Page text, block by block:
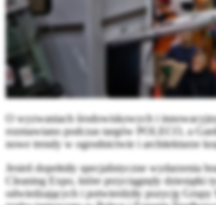
O wyzwaniach środowiskowych i
rozmawiano podczas targów POLECO, a
nowe trendy w ogrodnictwie i architekturze
Jesień dopełniły specjalistyczne wydarzenia
Cleaning Expo, które przyciągnęły dziesiątki
odwiedzających i potwierdziły pozycję Grupy